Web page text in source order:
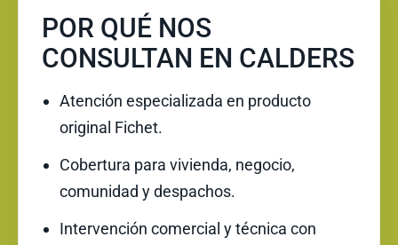
POR QUÉ NOS
CONSULTAN EN CALDERS
Atención especializada en producto
original Fichet.
Cobertura para vivienda, negocio,
comunidad y despachos.
Intervención comercial y técnica con